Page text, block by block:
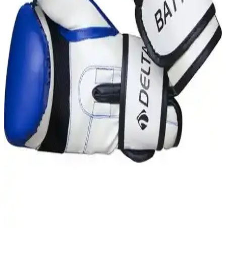
Bu makalede, Delta Maxima Deluxe PU Dura-Strong ve Ejderha
Siyah Mamba eldivenlerinin özellikleri, kullanıcı yorumları ve
karşılaştırmaları detaylı şekilde inceleniyor.
Spor Byfit 120x35 Cm Siyah Boks Kum Torbası
Güncel Özellikleri ve Kullanım Avantajları
Bu dayanıklı ve kullanışlı boks kum torbası, yüksek kaliteli
malzemeleri ve ergonomik tasarımıyla sporculara ideal antrenman
imkanı sunar. Uzun ömürlü kullanım sağlar.
Dragon Attack 6 ve Dragon Yakuza Siyah Boks
Eldivenleri Karşılaştırması ve Özellikleri
İki popüler boks eldiveni seti Dragon Attack 6 ve Dragon Yakuza
Siyah detaylı şekilde karşılaştırıldı. Kullanıcı yorumları, malzeme,
kullanım alanları ve performans özellikleriyle hangisi daha uygun